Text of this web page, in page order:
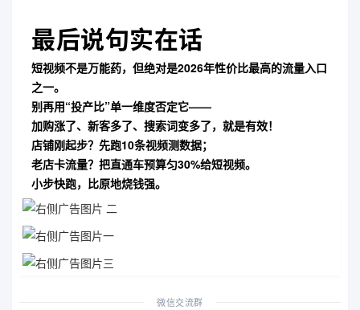
最后说句实在话
短视频不是万能药，但绝对是2026年性价比最高的流量入口
之一。
别再用“投产比”单一维度否定它——
加购涨了、新客多了、搜索词变多了，就是有效！
店铺刚起步？先跑10条视频测数据；
老店卡流量？把直通车预算匀30%给短视频。
小步快跑，比原地烧钱强。
微信交流群